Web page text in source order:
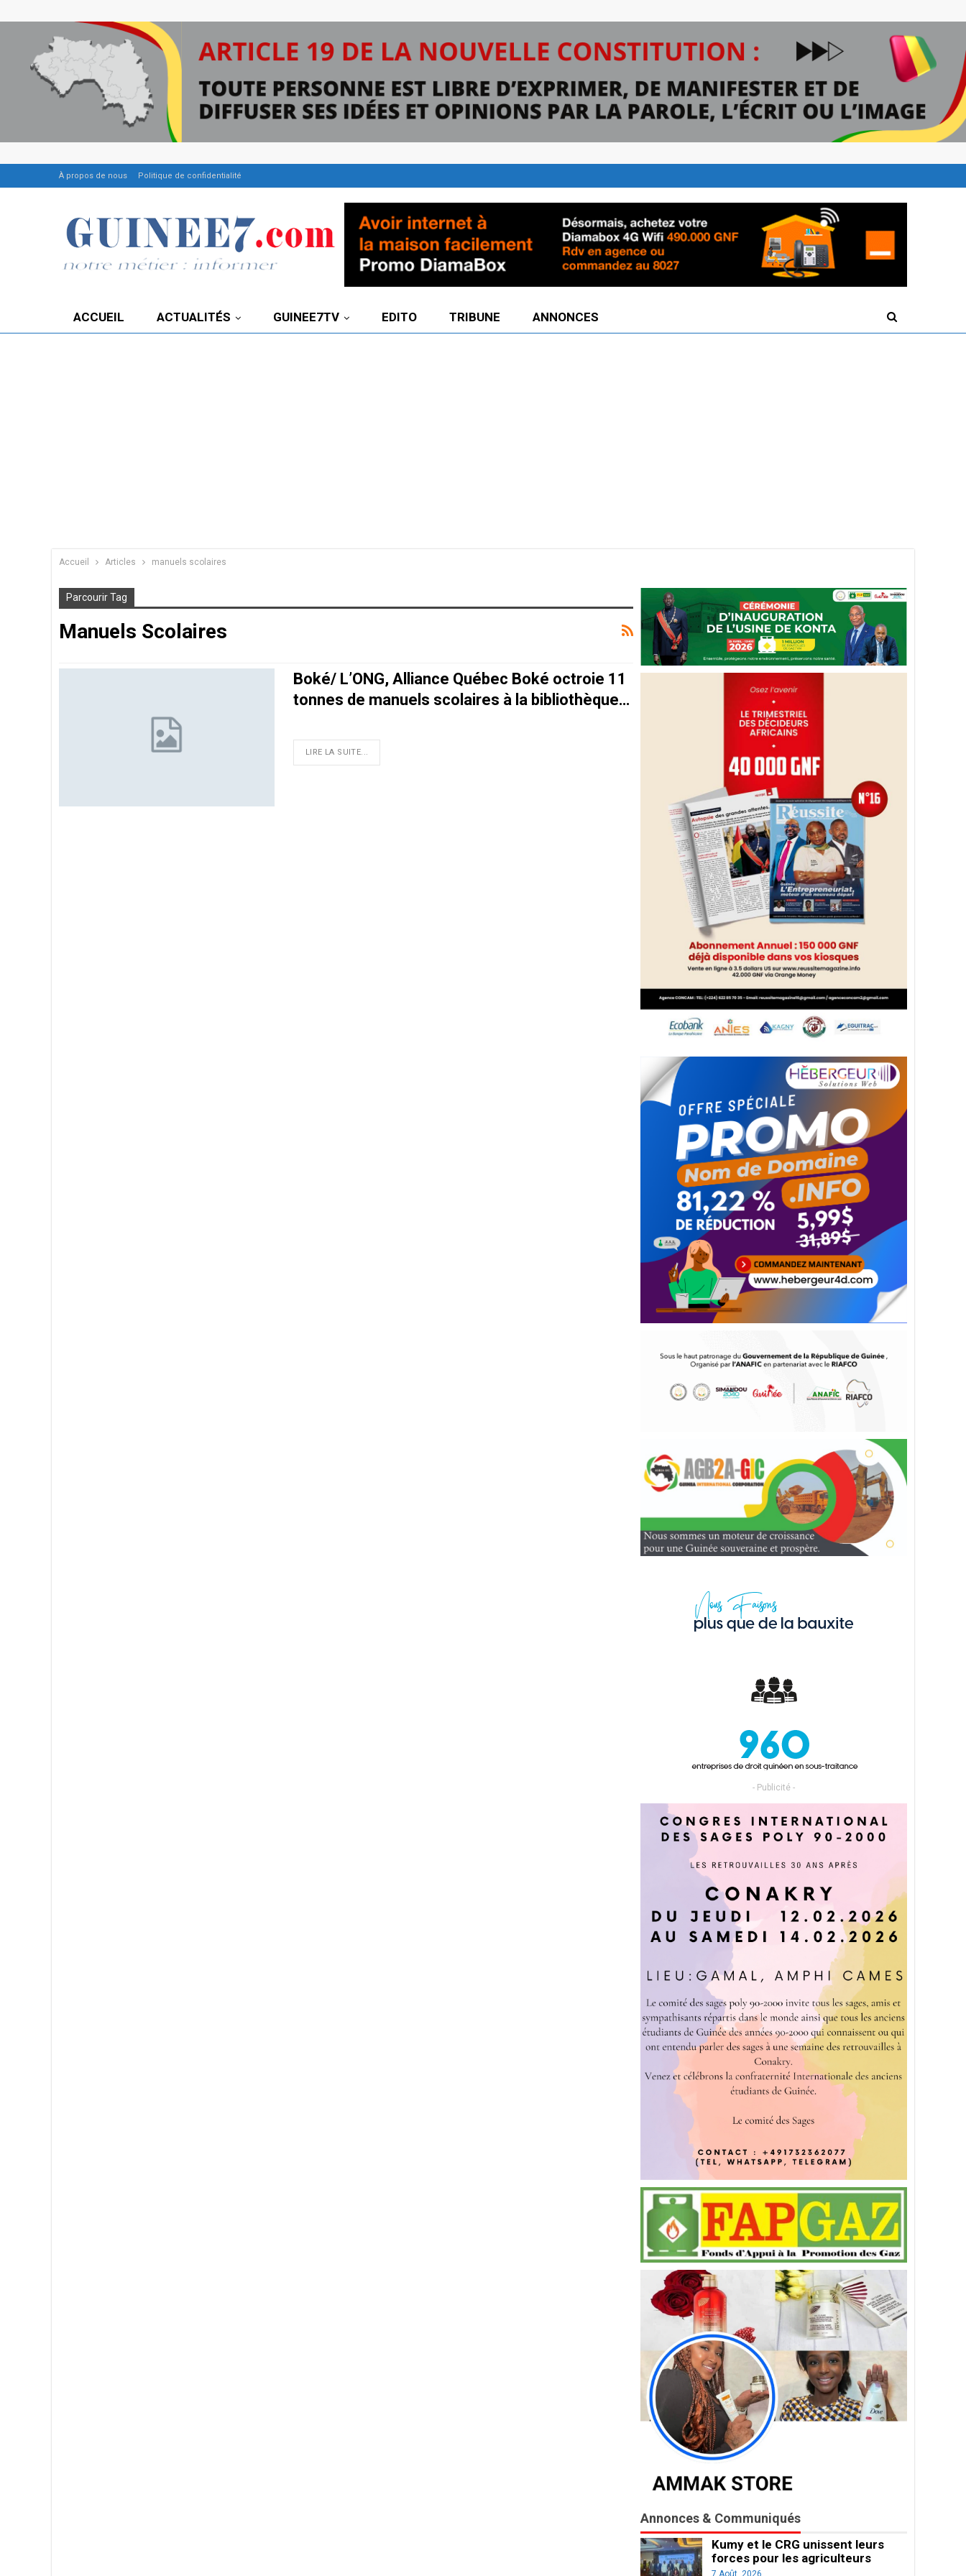
À propos de nous Politique de confidentialité
ACCUEIL ACTUALITÉS GUINEE7TV EDITO TRIBUNE ANNONCES
Accueil Articles manuels scolaires
Parcourir Tag
Manuels Scolaires
Boké/ L’ONG, Alliance Québec Boké octroie 11
tonnes de manuels scolaires à la bibliothèque…
LIRE LA SUITE...
- Publicité -
Annonces & Communiqués
Kumy et le CRG unissent leurs
forces pour les agriculteurs